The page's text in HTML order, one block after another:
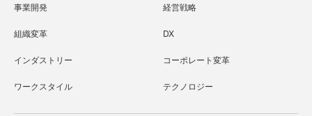
事業開発 経営戦略
組織変革 DX
インダストリー コーポレート変革
ワークスタイル テクノロジー